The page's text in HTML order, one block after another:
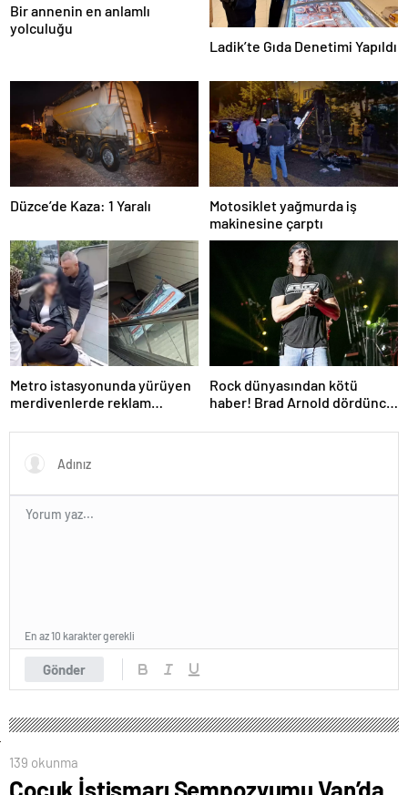
Bir annenin en anlamlı
yolculuğu
Ladik’te Gıda Denetimi Yapıldı
Düzce’de Kaza: 1 Yaralı
Motosiklet yağmurda iş
makinesine çarptı
Metro istasyonunda yürüyen
merdivenlerde reklam
düştü
Rock dünyasından kötü
haber! Brad Arnold dördüncü
Gönder
En az 10 karakter gerekli
139 okunma
Çocuk İstismarı Sempozyumu Van’da